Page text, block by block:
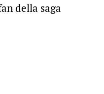
della saga